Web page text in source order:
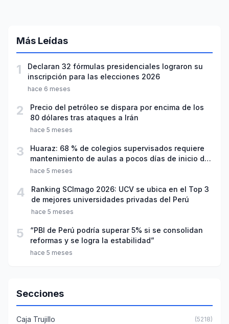
Más Leídas
1
Declaran 32 fórmulas presidenciales lograron su
inscripción para las elecciones 2026
hace 6 meses
2
Precio del petróleo se dispara por encima de los
80 dólares tras ataques a Irán
hace 5 meses
3
Huaraz: 68 % de colegios supervisados requiere
mantenimiento de aulas a pocos días de inicio del
año escolar 2026
hace 5 meses
4
Ranking SCImago 2026: UCV se ubica en el Top 3
de mejores universidades privadas del Perú
hace 5 meses
5
“PBI de Perú podría superar 5% si se consolidan
reformas y se logra la estabilidad”
hace 5 meses
Secciones
Caja Trujillo (5218)